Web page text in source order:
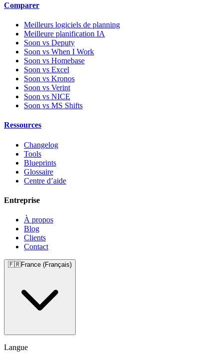
Comparer
Meilleurs logiciels de planning
Meilleure planification IA
Soon vs Deputy
Soon vs When I Work
Soon vs Homebase
Soon vs Excel
Soon vs Kronos
Soon vs Verint
Soon vs NICE
Soon vs MS Shifts
Ressources
Changelog
Tools
Blueprints
Glossaire
Centre d’aide
Entreprise
À propos
Blog
Clients
Contact
🇫🇷France (Français)
Langue